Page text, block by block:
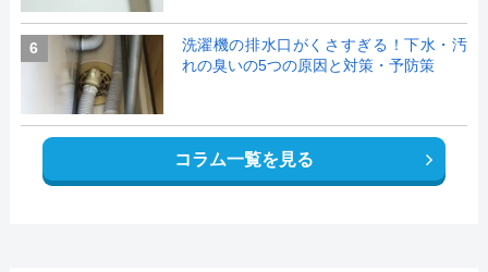
6
洗濯機の排水口がくさすぎる！下水・汚
れの臭いの5つの原因と対策・予防策
コラム一覧を見る